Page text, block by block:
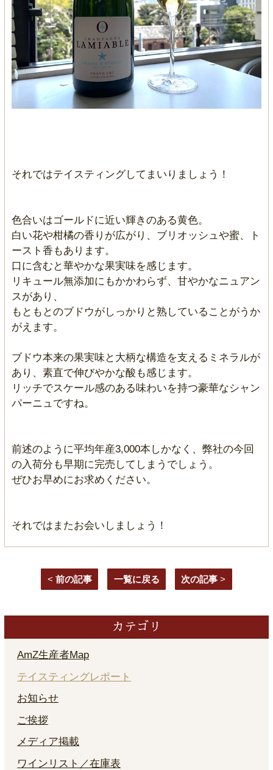
それではテイスティングしてまいりましょう！
色合いはゴールドに近い輝きのある黄色。
白い花や柑橘の香りが広がり、ブリオッシュや蜜、ト
ースト香もあります。
口に含むと華やかな果実味を感じます。
リキュール無添加にもかかわらず、甘やかなニュアン
スがあり、
もともとのブドウがしっかりと熟していることがうか
がえます。
ブドウ本来の果実味と大柄な構造を支えるミネラルが
あり、素直で伸びやかな酸も感じます。
リッチでスケール感のある味わいを持つ豪華なシャン
パーニュですね。
前述のように平均年産3,000本しかなく、弊社の今回
の入荷分も早期に完売してしまうでしょう。
ぜひお早めにお求めください。
それではまたお会いしましょう！
< 前の記事 一覧に戻る 次の記事 >
カテゴリ
AmZ生産者Map
テイスティングレポート
お知らせ
ご挨拶
メディア掲載
ワインリスト／在庫表